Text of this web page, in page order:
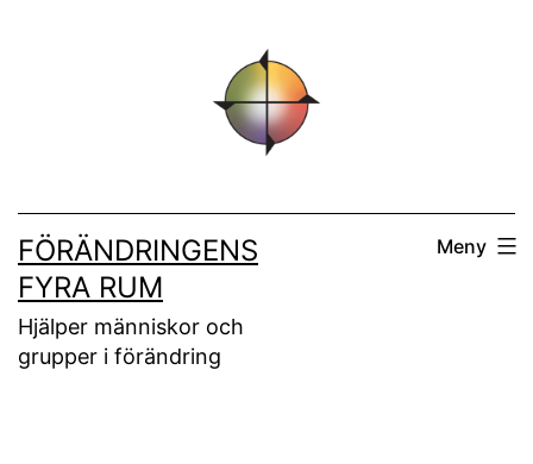
FÖRÄNDRINGENS
FYRA RUM
Hjälper människor och
grupper i förändring
Meny